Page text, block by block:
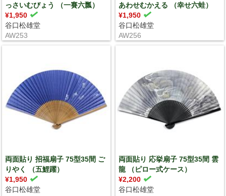
っさいむびょう （一賽六瓢）
¥1,950
谷口松雄堂
AW253
あわせむかえる （幸せ六蛙）
¥1,950
谷口松雄堂
AW256
両面貼り 招福扇子 75型35間 ご
りやく （五鯉躍）
¥1,950
谷口松雄堂
両面貼り 応挙扇子 75型35間 雲
龍 （ピロー式ケース）
¥2,200
谷口松雄堂